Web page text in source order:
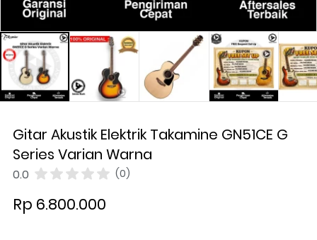
Gitar Akustik Elektrik Takamine GN51CE G
Series Varian Warna
0.0 (0)
Rp 6.800.000